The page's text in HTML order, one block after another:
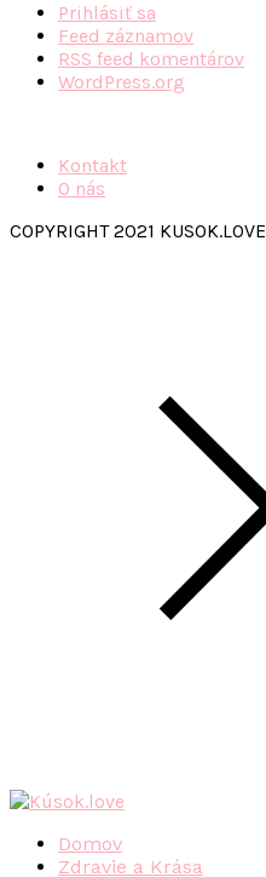
Prihlásiť sa
Feed záznamov
RSS feed komentárov
WordPress.org
Kontakt
O nás
COPYRIGHT 2021 KUSOK.LOVE
Domov
Zdravie a Krása